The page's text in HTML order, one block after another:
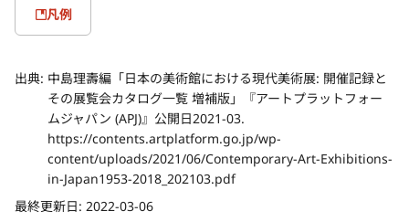
凡例
出典: 中島理壽編「日本の美術館における現代美術展: 開催記録と
その展覧会カタログ一覧 増補版」『アートプラットフォー
ムジャパン (APJ)』公開日2021-03.
https://contents.artplatform.go.jp/wp-
content/uploads/2021/06/Contemporary-Art-Exhibitions-
in-Japan1953-2018_202103.pdf
最終更新日: 2022-03-06